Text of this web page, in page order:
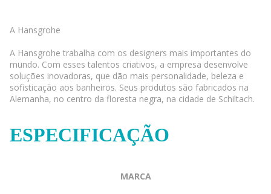
A Hansgrohe
A Hansgrohe trabalha com os designers mais importantes do
mundo. Com esses talentos criativos, a empresa desenvolve
soluções inovadoras, que dão mais personalidade, beleza e
sofisticação aos banheiros. Seus produtos são fabricados na
Alemanha, no centro da floresta negra, na cidade de Schiltach.
ESPECIFICAÇÃO
MARCA